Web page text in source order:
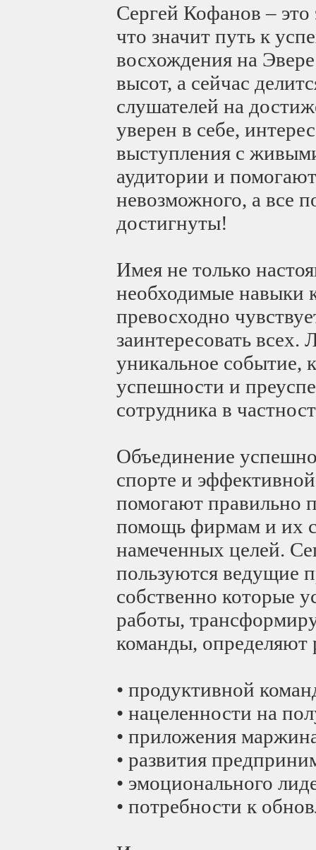
Сергей Кофанов – это
что значит путь к
восхождения на
высот, а сейчас
слушателей на
уверен в себе,
выступления с
аудитории и
невозможного, а все
достигнуты!
Имея не только
необходимые навыки
превосходно
заинтересовать
уникальное событие,
успешности и
сотрудника в
Объединение
спорте и
помогают правильно
помощь фирмам и их
намеченных целей.
пользуются ведущие
собственно которые
работы,
команды, определяют
• продуктивной
• нацеленности на
• приложения
• развития
• эмоционального
• потребности к